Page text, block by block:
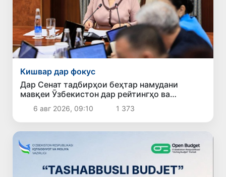
Кишвар дар фокус
Дар Сенат тадбирҳои беҳтар намудани
мавқеи Ӯзбекистон дар рейтингҳо ва
индексҳои байналмилалӣ баррасӣ шуданд
6 авг 2026, 09:10 1 373